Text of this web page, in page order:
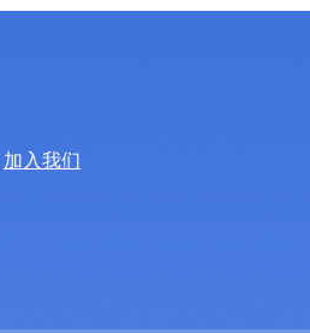
加入我们